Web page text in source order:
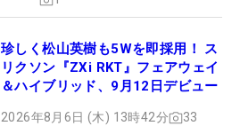
珍しく松山英樹も5Wを即採用！ ス
リクソン『ZXi RKT』フェアウェイ
＆ハイブリッド、9月12日デビュー
2026年8月6日 (木) 13時42分 33